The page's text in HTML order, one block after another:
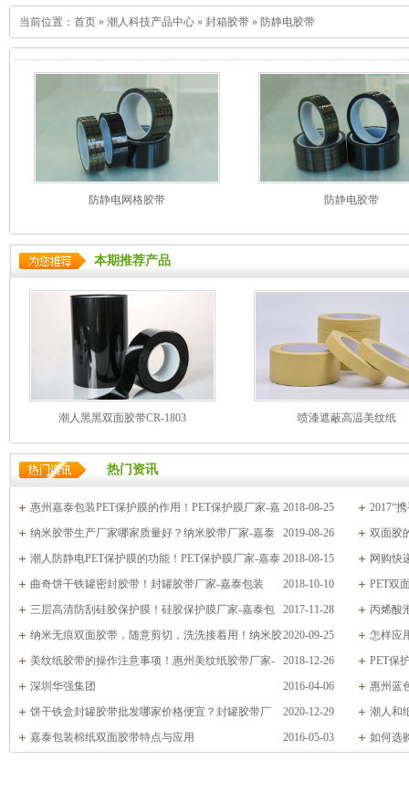
当前位置： 首页 » 潮人科技产品中心 » 封箱胶带 » 防静电胶带
防静电网格胶带 防静电胶带
本期推荐产品
潮人黑黑双面胶带CR-1803 喷漆遮蔽高温美纹纸
热门资讯
2018-08-25
惠州嘉泰包装PET保护膜的作用！PET保护膜厂家-嘉
泰包装
2017“
2019-08-26
纳米胶带生产厂家哪家质量好？纳米胶带厂家-嘉泰
包装
双面胶
2018-08-15
潮人防静电PET保护膜的功能！PET保护膜厂家-嘉泰
包装
网购快
2018-10-10
曲奇饼干铁罐密封胶带！封罐胶带厂家-嘉泰包装
PET双
包装
2017-11-28
三层高清防刮硅胶保护膜！硅胶保护膜厂家-嘉泰包
装
丙烯酸
泰包装
2020-09-25
纳米无痕双面胶带，随意剪切，洗洗接着用！纳米胶
带厂家-嘉泰包装
怎样应
2018-12-26
美纹纸胶带的操作注意事项！惠州美纹纸胶带厂家-
嘉泰包装
PET保
包装
2016-04-06
深圳华强集团
惠州蓝
2020-12-29
饼干铁盒封罐胶带批发哪家价格便宜？封罐胶带厂
家-嘉泰包装
潮人和
胶带厂家-
2016-05-03
嘉泰包装棉纸双面胶带特点与应用 如何选